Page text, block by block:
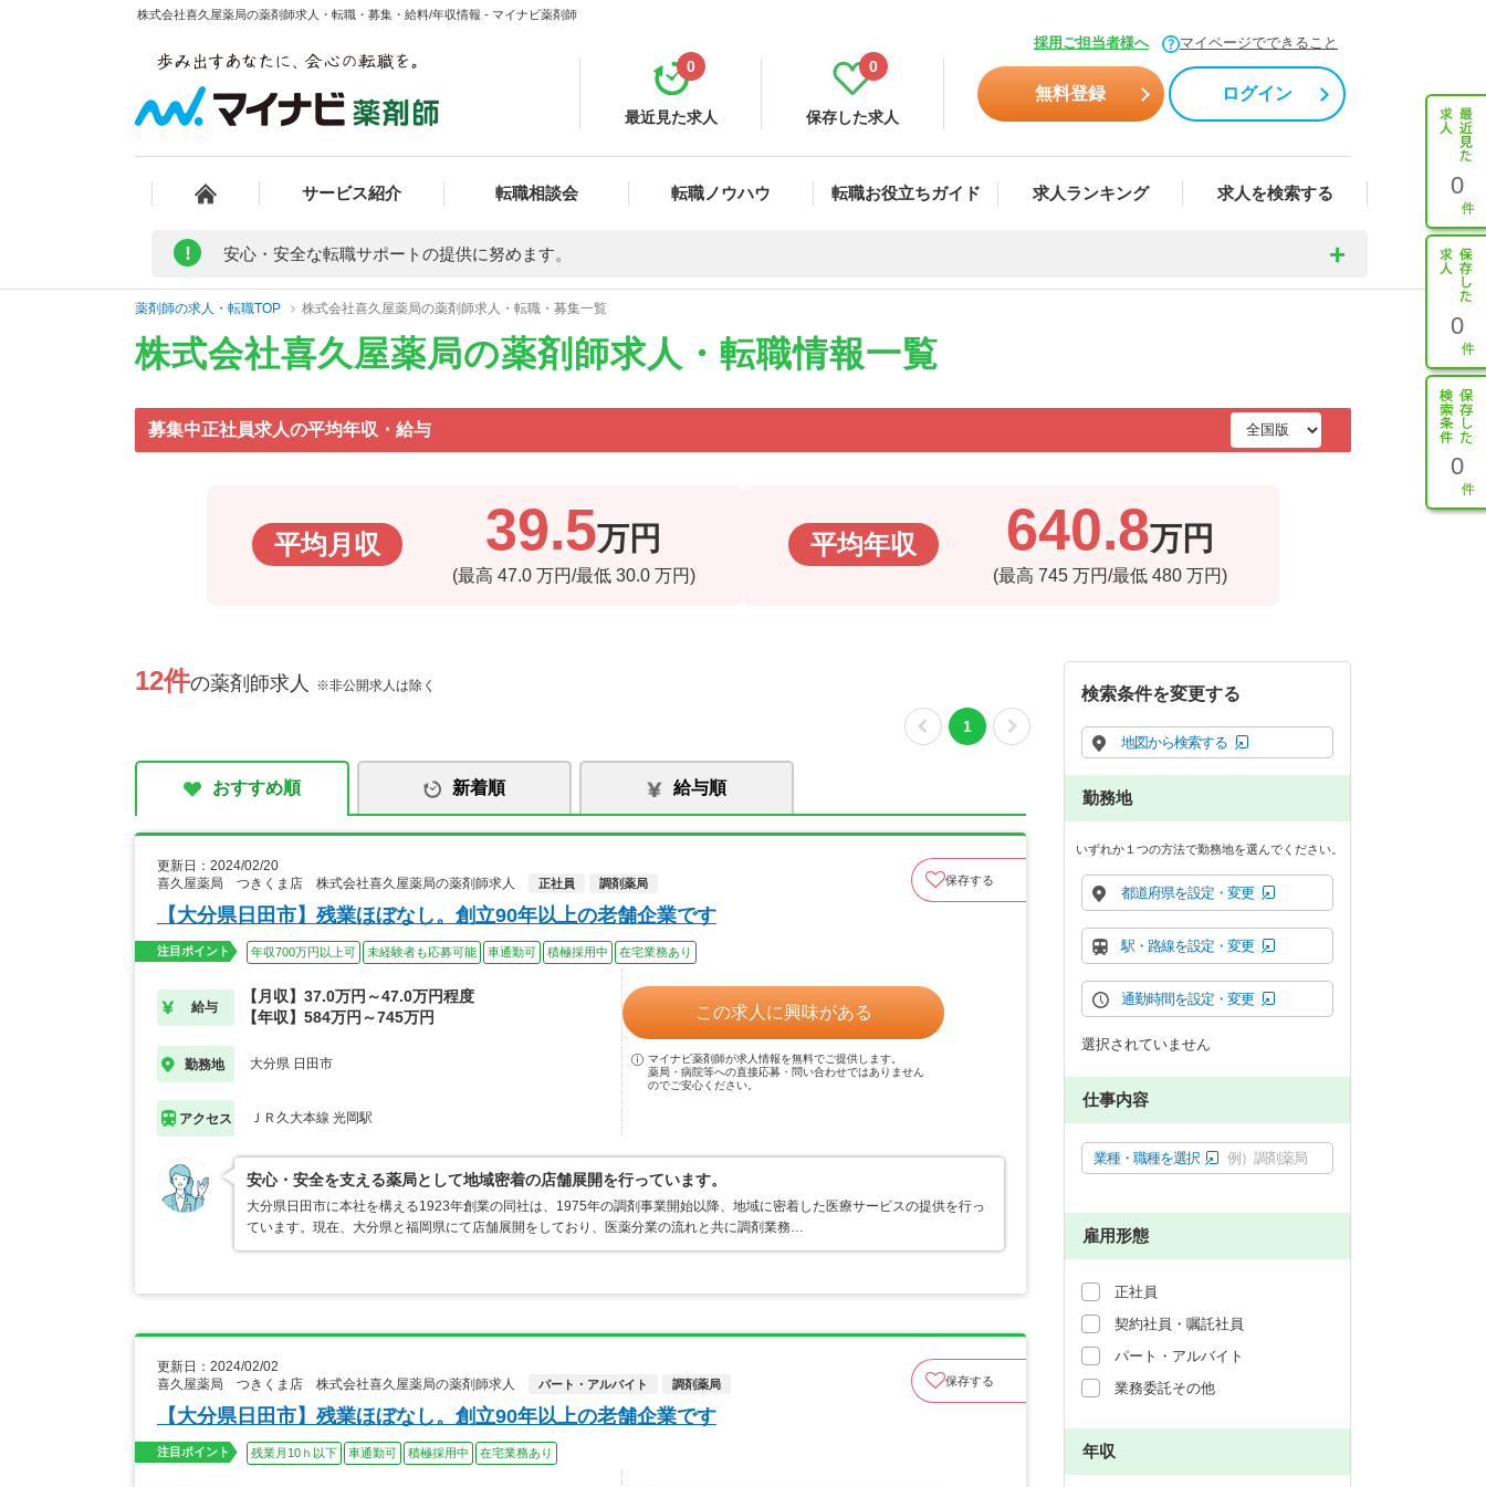
株式会社喜久屋薬局の薬剤師求人・転職・募集・給料/年収情報 - マイナビ薬剤師
採用ご担当者様へ マイページでできること
最近見た求人
0
保存した求人
0
無料登録 ログイン
サービス紹介 転職相談会 転職ノウハウ 転職お役立ちガイド 求人ランキング 求人を検索する 0
0
0
! 安心・安全な転職サポートの提供に努めます。
薬剤師の求人・転職TOP 株式会社喜久屋薬局の薬剤師求人・転職・募集一覧
株式会社喜久屋薬局の薬剤師求人・転職情報一覧
募集中正社員求人の平均年収・給与
平均月収 39.5万円
(最高 47.0 万円/最低 30.0 万円)
平均年収 640.8万円
(最高 745 万円/最低 480 万円)
12件の薬剤師求人 ※非公開求人は除く
1
おすすめ順 新着順 給与順
更新日：2024/02/20
喜久屋薬局 つきくま店 株式会社喜久屋薬局の薬剤師求人
正社員 調剤薬局 保存する
【大分県日田市】残業ほぼなし。創立90年以上の老舗企業です
注目ポイント 年収700万円以上可 未経験者も応募可能 車通勤可 積極採用中 在宅業務あり
給与
【月収】37.0万円～47.0万円程度
【年収】584万円～745万円
勤務地 大分県 日田市
アクセス ＪＲ久大本線 光岡駅
この求人に興味がある
マイナビ薬剤師が求人情報を無料でご提供します。
薬局・病院等への直接応募・問い合わせではありません
のでご安心ください。
安心・安全を支える薬局として地域密着の店舗展開を行っています。
大分県日田市に本社を構える1923年創業の同社は、1975年の調剤事業開始以降、地域に密着した医療サービスの提供を行っ
ています。現在、大分県と福岡県にて店舗展開をしており、医薬分業の流れと共に調剤業務…
更新日：2024/02/02
喜久屋薬局 つきくま店 株式会社喜久屋薬局の薬剤師求人
パート・アルバイト 調剤薬局 保存する
【大分県日田市】残業ほぼなし。創立90年以上の老舗企業です
注目ポイント 残業月10ｈ以下 車通勤可 積極採用中 在宅業務あり
検索条件を変更する
地図から検索する
勤務地
いずれか１つの方法で勤務地を選んでください。
都道府県を設定・変更
駅・路線を設定・変更
通勤時間を設定・変更
選択されていません
仕事内容
業種・職種を選択 例）調剤薬局
雇用形態
正社員
契約社員・嘱託社員
パート・アルバイト
業務委託その他
年収